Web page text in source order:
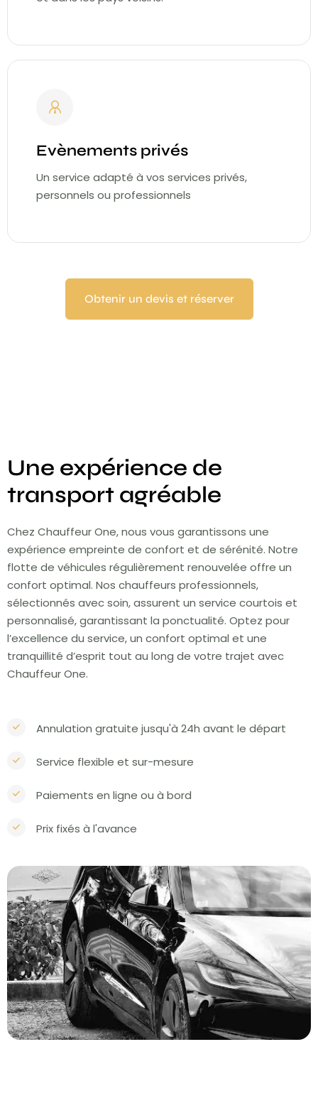
Evènements privés
Un service adapté à vos services privés,
personnels ou professionnels
Obtenir un devis et réserver
Une expérience de
transport agréable
Chez Chauffeur One, nous vous garantissons une
expérience empreinte de confort et de sérénité. Notre
flotte de véhicules régulièrement renouvelée offre un
confort optimal. Nos chauffeurs professionnels,
sélectionnés avec soin, assurent un service courtois et
personnalisé, garantissant la ponctualité. Optez pour
l’excellence du service, un confort optimal et une
tranquillité d’esprit tout au long de votre trajet avec
Chauffeur One.
Annulation gratuite jusqu'à 24h avant le départ
Service flexible et sur-mesure
Paiements en ligne ou à bord
Prix fixés à l'avance